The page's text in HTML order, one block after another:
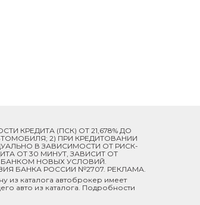
КРЕДИТА (ПСК) ОТ 21,678% ДО
2) ПРИ КРЕДИТОВАНИИ
В ЗАВИСИМОСТИ ОТ РИСК-
ОТ 30 МИНУТ, ЗАВИСИТ ОТ
НОВЫХ УСЛОВИЙ.
БАНКА РОССИИ №2707. РЕКЛАМА.
каталога автоброкер имеет
авто из каталога. Подробности